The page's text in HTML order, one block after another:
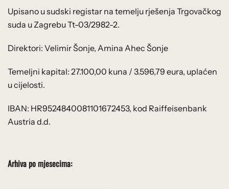
Upisano u sudski registar na temelju rješenja Trgovačkog
suda u Zagrebu Tt-03/2982-2.
Direktori: Velimir Šonje, Amina Ahec Šonje
Temeljni kapital: 27.100,00 kuna / 3.596,79 eura, uplaćen
u cijelosti.
IBAN: HR9524840081101672453, kod Raiffeisenbank
Austria d.d.
Arhiva po mjesecima: